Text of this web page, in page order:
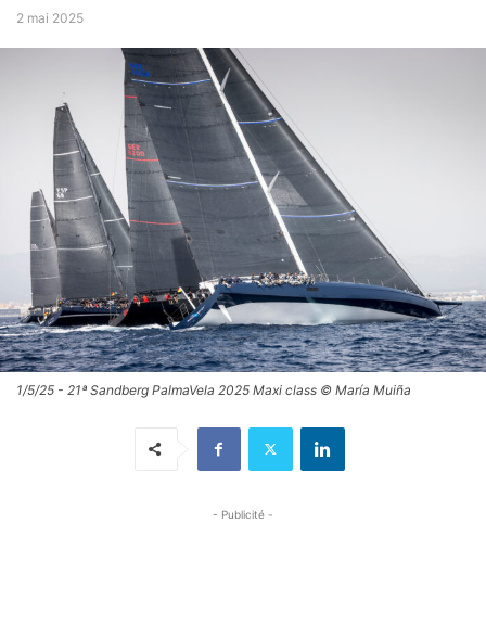
2 mai 2025
1/5/25 - 21ª Sandberg PalmaVela 2025 Maxi class © María Muiña
- Publicité -